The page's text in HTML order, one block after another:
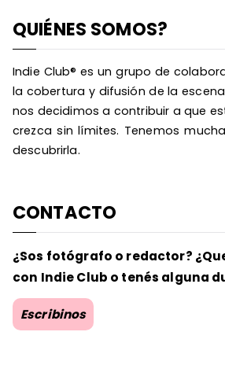
QUIÉNES SOMOS?
Indie Club® es un grupo de
la cobertura y difusión de la escena
nos decidimos a contribuir a que
crezca sin límites. Tenemos
descubrirla.
CONTACTO
¿Sos fotógrafo o redactor?
con Indie Club o tenés alguna
Escribinos